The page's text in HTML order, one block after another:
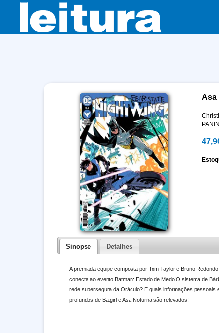
Asa
Sinopse Detalhes
A premiada equipe composta por Tom Taylor e Bruno
conecta ao evento Batman: Estado de Medo!O sistema de
rede supersegura da Oráculo? E quais informações
profundos de Batgirl e Asa Noturna são relevados!